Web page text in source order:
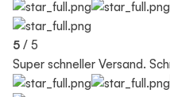
5 / 5
Super schneller Versand.